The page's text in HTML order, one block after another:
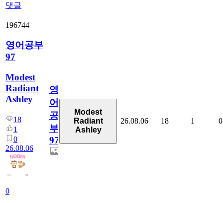
댓글
196744
영어공부
97
Modest
Radiant
Ashley
18
1
0
26.08.06
0
영
어
공
부
97
Modest
Radiant
Ashley
26.08.06 18 1 0